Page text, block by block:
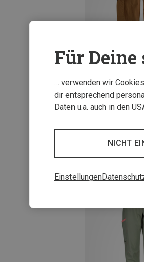
Du sparst 38%
Für Deine
… verwenden wir
dir entsprechend
Daten u.a. auch in den
NICHT
Einstellungen